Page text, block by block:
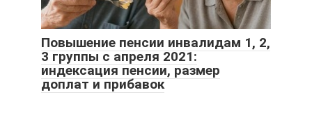
Повышение пенсии инвалидам 1, 2,
3 группы с апреля 2021:
индексация пенсии, размер
доплат и прибавок